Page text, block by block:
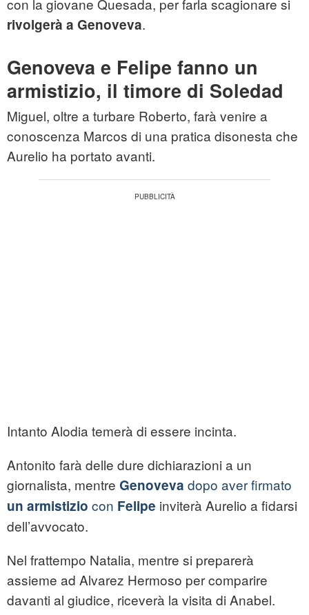
con la giovane Quesada, per farla scagionare si
rivolgerà a Genoveva.
Genoveva e Felipe fanno un
armistizio, il timore di Soledad
Miguel, oltre a turbare Roberto, farà venire a
conoscenza Marcos di una pratica disonesta che
Aurelio ha portato avanti.
Intanto Alodia temerà di essere incinta.
Antonito farà delle dure dichiarazioni a un
giornalista, mentre Genoveva dopo aver firmato
un armistizio con Felipe inviterà Aurelio a fidarsi
dell’avvocato.
Nel frattempo Natalia, mentre si preparerà
assieme ad Alvarez Hermoso per comparire
davanti al giudice, riceverà la visita di Anabel.